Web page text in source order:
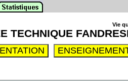
Vie
TECHNIQUE